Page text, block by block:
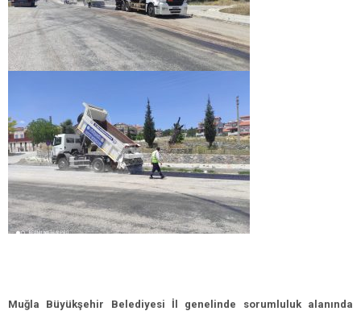
Muğla Büyükşehir Belediyesi İl genelinde sorumluluk alanında